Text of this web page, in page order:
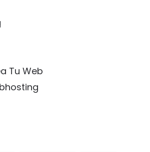
Tu Web